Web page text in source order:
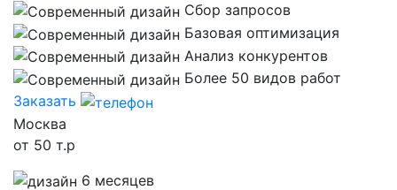
Сбор запросов
Базовая оптимизация
Анализ конкурентов
Более 50 видов работ
Заказать
Москва
от 50 т.р
6 месяцев